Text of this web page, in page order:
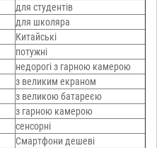
для студентів
для школяра
Китайські
потужні
недорогі з гарною камерою
з великим екраном
з великою батареєю
з гарною камерою
сенсорні
Смартфони дешеві